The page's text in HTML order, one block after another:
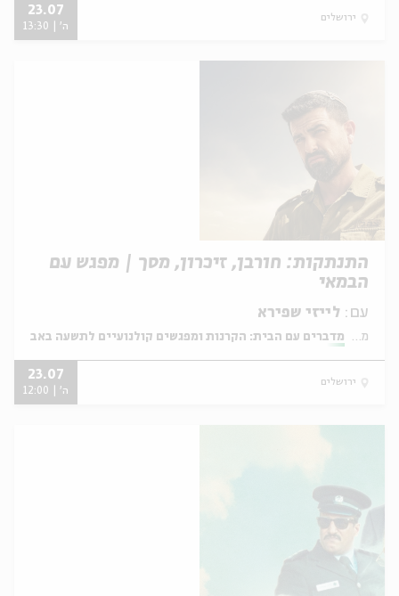
ירושלים
23.07
ה' | 13:30
התנתקות: חורבן, זיכרון, מסך | מפגש עם
הבמאי
עם:
מתוך: מדברים עם הבית: הקרנות ומפגשים קולנועיים לתשעה באב
ירושלים
23.07
ה' | 12:00